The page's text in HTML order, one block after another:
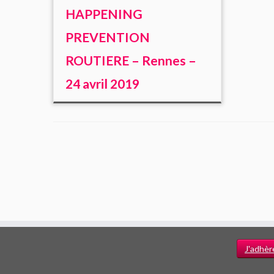
HAPPENING
PREVENTION
ROUTIERE – Rennes –
24 avril 2019